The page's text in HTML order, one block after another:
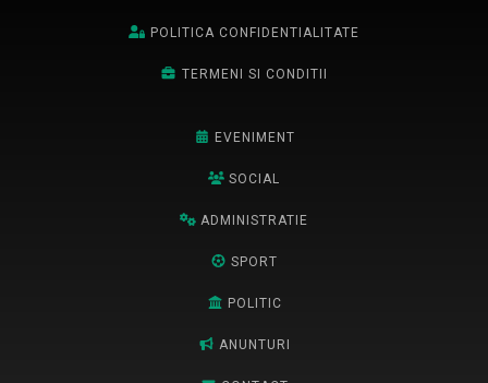
POLITICA CONFIDENTIALITATE
TERMENI SI CONDITII
EVENIMENT
SOCIAL
ADMINISTRATIE
SPORT
POLITIC
ANUNTURI